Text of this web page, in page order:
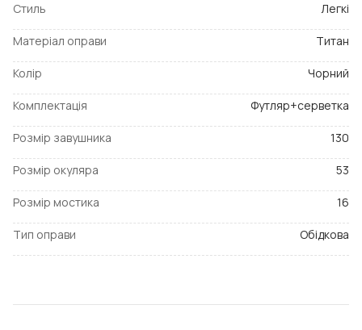
Стиль Легкі
Матеріал оправи Титан
Колір Чорний
Комплектація Футляр+серветка
Розмір завушника 130
Розмір окуляра 53
Розмір мостика 16
Тип оправи Обідкова